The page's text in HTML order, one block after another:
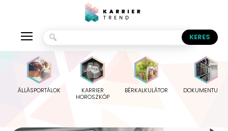
ÁLLÁSPORTÁLOK
KARRIER
HOROSZKÓP
BÉRKALKULÁTOR